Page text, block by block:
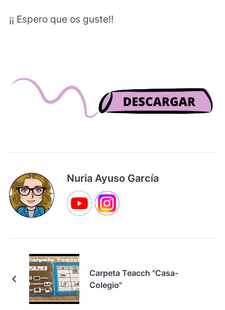
¡¡ Espero que os guste!!
Nuria Ayuso García
Carpeta Teacch "Casa-
Colegio"